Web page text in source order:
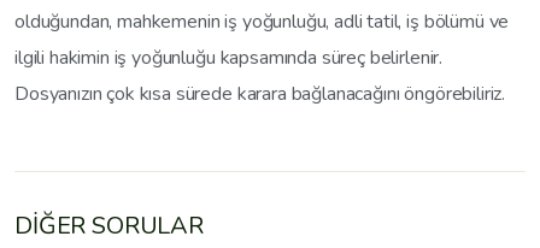
olduğundan, mahkemenin iş yoğunluğu, adli tatil, iş bölümü ve
ilgili hakimin iş yoğunluğu kapsamında süreç belirlenir.
Dosyanızın çok kısa sürede karara bağlanacağını öngörebiliriz.
DİĞER SORULAR